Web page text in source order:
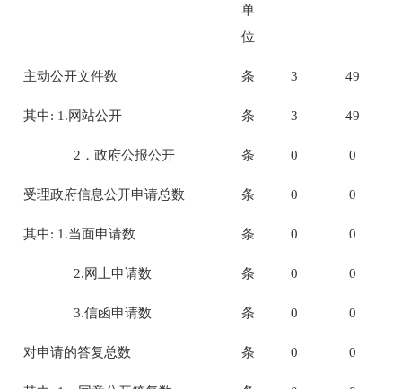
单
位
主动公开文件数 条 3 49
其中: 1.网站公开 条 3 49
2 ．政府公报公开 条 0 0
受理政府信息公开申请总数 条 0 0
其中: 1.当面申请数 条 0 0
2.网上申请数 条 0 0
3.信函申请数 条 0 0
对申请的答复总数 条 0 0